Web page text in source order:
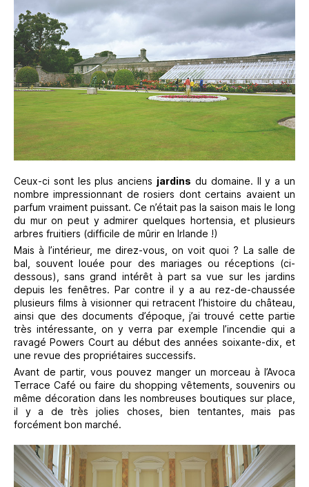
Ceux-ci sont les plus anciens jardins du domaine. Il y a un
nombre impressionnant de rosiers dont certains avaient un
parfum vraiment puissant. Ce n’était pas la saison mais le long
du mur on peut y admirer quelques hortensia, et plusieurs
arbres fruitiers (difficile de mûrir en Irlande !)
Mais à l’intérieur, me direz-vous, on voit quoi ? La salle de
bal, souvent louée pour des mariages ou réceptions (ci-
dessous), sans grand intérêt à part sa vue sur les jardins
depuis les fenêtres. Par contre il y a au rez-de-chaussée
plusieurs films à visionner qui retracent l’histoire du château,
ainsi que des documents d’époque, j’ai trouvé cette partie
très intéressante, on y verra par exemple l’incendie qui a
ravagé Powers Court au début des années soixante-dix, et
une revue des propriétaires successifs.
Avant de partir, vous pouvez manger un morceau à l’Avoca
Terrace Café ou faire du shopping vêtements, souvenirs ou
même décoration dans les nombreuses boutiques sur place,
il y a de très jolies choses, bien tentantes, mais pas
forcément bon marché.